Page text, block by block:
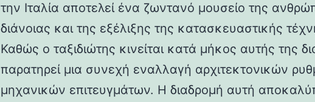
την Ιταλία αποτελεί ένα ζωντανό μουσείο της
διάνοιας και της εξέλιξης της κατασκευαστικής
Καθώς ο ταξιδιώτης κινείται κατά μήκος αυτής της
παρατηρεί μια συνεχή εναλλαγή αρχιτεκτονικών
μηχανικών επιτευγμάτων. Η διαδρομή αυτή